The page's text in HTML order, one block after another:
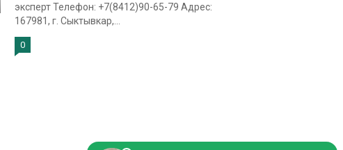
эксперт Телефон: +7(8412)90-65-79 Адрес:
167981, г. Сыктывкар,...
0